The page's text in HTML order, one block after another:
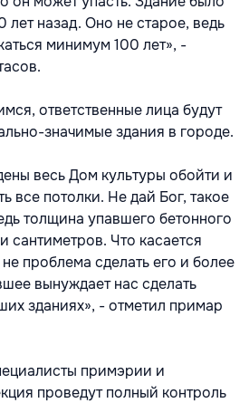
лет назад. Оно не старое, ведь
минимум 100 лет», -
ответственные лица будут
значимые здания в городе.
весь Дом культуры обойти и
все потолки. Не дай Бог, такое
толщина упавшего бетонного
сантиметров. Что касается
проблема сделать его и более
вынуждает нас сделать
зданиях», - отметил примар
примэрии и
проведут полный контроль